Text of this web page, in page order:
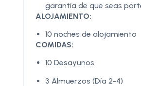
garantía de que seas
ALOJAMIENTO:
10 noches de alojamiento
COMIDAS:
10 Desayunos
3 Almuerzos (Día 2-4)